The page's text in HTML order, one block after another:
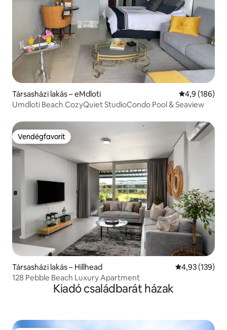
Társasházi lakás – eMdloti Átlagos
4,9 (186)
Umdloti Beach CozyQuiet StudioCondo Pool & Seaview
Vendégfavorit
Vendégfavorit
Társasházi lakás – Hillhead Átlagos
4,93 (139)
128 Pebble Beach Luxury Apartment
Kiadó családbarát házak